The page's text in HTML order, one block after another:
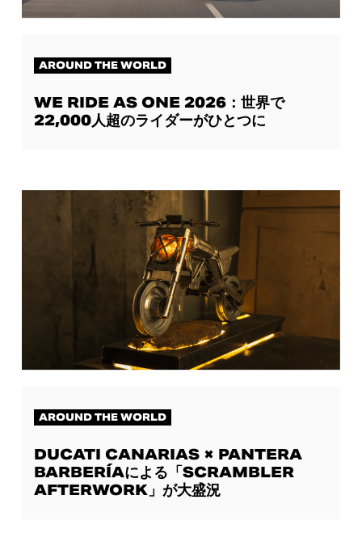
AROUND THE WORLD
WE RIDE AS ONE 2026：世界で
22,000人超のライダーがひとつに
AROUND THE WORLD
DUCATI CANARIAS × PANTERA
BARBERÍAによる「SCRAMBLER
AFTERWORK」が大盛況